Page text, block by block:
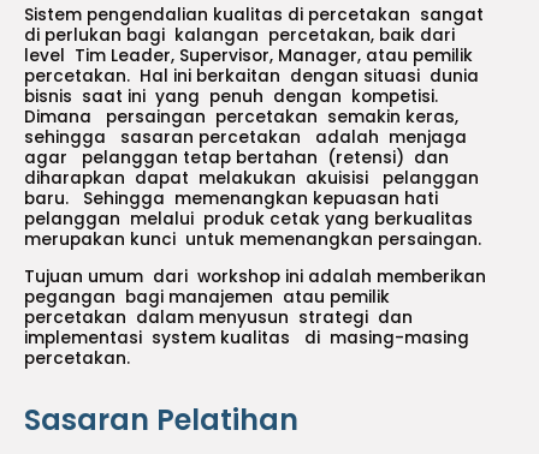
Sistem pengendalian kualitas di percetakan sangat
di perlukan bagi kalangan percetakan, baik dari
level Tim Leader, Supervisor, Manager, atau pemilik
percetakan. Hal ini berkaitan dengan situasi dunia
bisnis saat ini yang penuh dengan kompetisi.
Dimana persaingan percetakan semakin keras,
sehingga sasaran percetakan adalah menjaga
agar pelanggan tetap bertahan (retensi) dan
diharapkan dapat melakukan akuisisi pelanggan
baru. Sehingga memenangkan kepuasan hati
pelanggan melalui produk cetak yang berkualitas
merupakan kunci untuk memenangkan persaingan.
Tujuan umum dari workshop ini adalah memberikan
pegangan bagi manajemen atau pemilik
percetakan dalam menyusun strategi dan
implementasi system kualitas di masing-masing
percetakan.
Sasaran Pelatihan